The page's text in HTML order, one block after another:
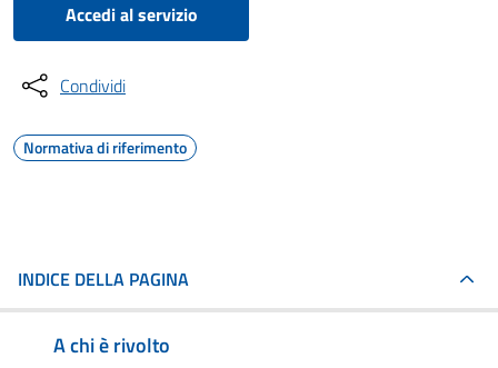
Accedi al servizio
Condividi
Normativa di riferimento
INDICE DELLA PAGINA
A chi è rivolto